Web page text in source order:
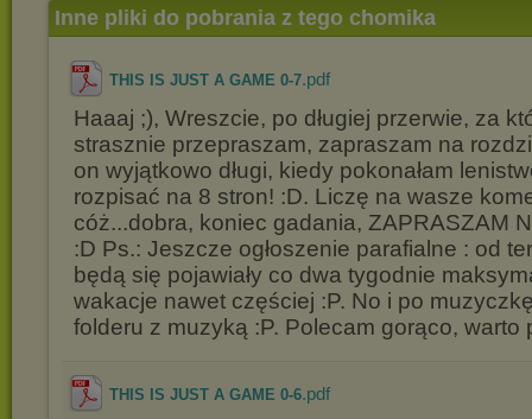
Inne pliki do pobrania z tego chomika
THIS IS JUST A GAME 0-7.pdf
Haaaj ;), Wreszcie, po długiej przerwie, za
strasznie przepraszam, zapraszam na
on wyjątkowo długi, kiedy pokonałam
rozpisać na 8 stron! :D. Liczę na wasze
cóż...dobra, koniec gadania, ZAPRASZAM
:D Ps.: Jeszcze ogłoszenie parafialne : od
będą się pojawiały co dwa tygodnie
wakacje nawet częściej :P. No i po
folderu z muzyką :P. Polecam gorąco, warto
THIS IS JUST A GAME 0-6.pdf